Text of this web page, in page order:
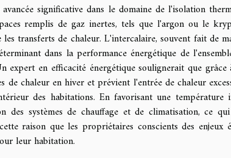
significative dans le domaine de l'isolation
remplis de gaz inertes, tels que l'argon ou le
transferts de chaleur. L'intercalaire, souvent fait de
dans la performance énergétique de
expert en efficacité énergétique soulignerait que
de chaleur en hiver et prévient l'entrée de chaleur
des habitations. En favorisant une
des systèmes de chauffage et de climatisation, ce
raison que les propriétaires conscients des enjeux
leur habitation.